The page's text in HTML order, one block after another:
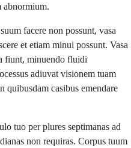
abnormium.
facere non possunt, vasa
et etiam minui possunt. Vasa
fiunt, minuendo fluidi
adiuvat visionem tuam
quibusdam casibus emendare
tuo per plures septimanas ad
non requiras. Corpus tuum